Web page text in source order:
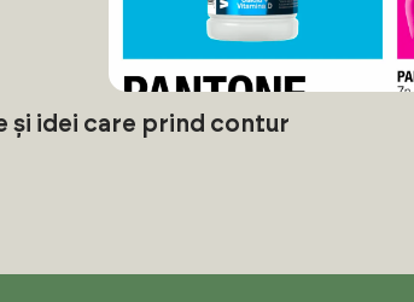
și idei care prind contur